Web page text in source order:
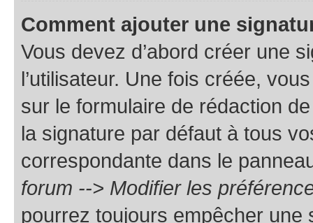
Comment ajouter une
Vous devez d’abord créer une
l’utilisateur. Une fois créée,
sur le formulaire de rédaction
la signature par défaut à tous
correspondante dans le
forum --> Modifier les
pourrez toujours empêcher une